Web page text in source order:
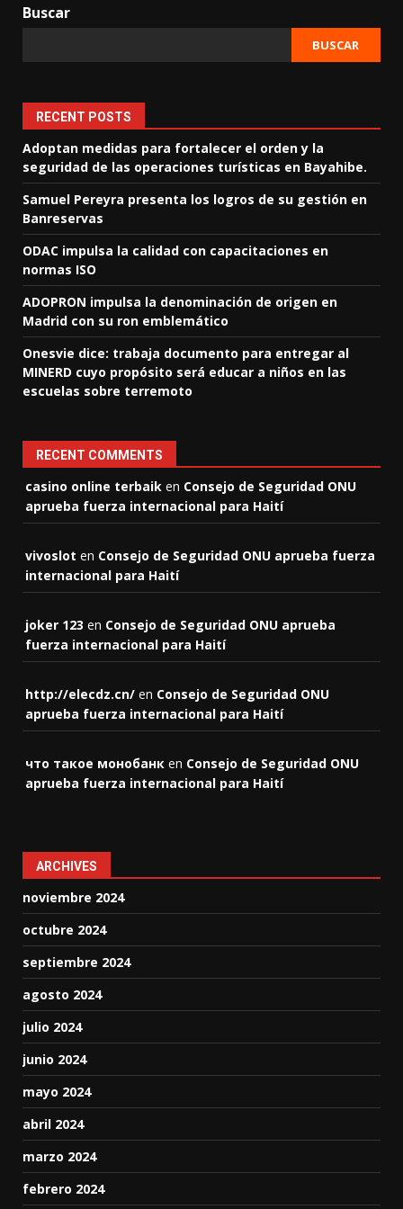
Buscar
BUSCAR
RECENT POSTS
Adoptan medidas para fortalecer el orden y la
seguridad de las operaciones turísticas en Bayahibe.
Samuel Pereyra presenta los logros de su gestión en
Banreservas
ODAC impulsa la calidad con capacitaciones en
normas ISO
ADOPRON impulsa la denominación de origen en
Madrid con su ron emblemático
Onesvie dice: trabaja documento para entregar al
MINERD cuyo propósito será educar a niños en las
escuelas sobre terremoto
RECENT COMMENTS
casino online terbaik en Consejo de Seguridad ONU
aprueba fuerza internacional para Haití
vivoslot en Consejo de Seguridad ONU aprueba fuerza
internacional para Haití
joker 123 en Consejo de Seguridad ONU aprueba
fuerza internacional para Haití
http://elecdz.cn/ en Consejo de Seguridad ONU
aprueba fuerza internacional para Haití
что такое монобанк en Consejo de Seguridad ONU
aprueba fuerza internacional para Haití
ARCHIVES
noviembre 2024
octubre 2024
septiembre 2024
agosto 2024
julio 2024
junio 2024
mayo 2024
abril 2024
marzo 2024
febrero 2024